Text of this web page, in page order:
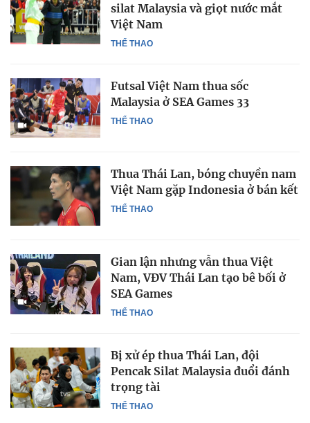
THỂ THAO
silat Malaysia và giọt nước mắt
Việt Nam
THỂ THAO
Futsal Việt Nam thua sốc
Malaysia ở SEA Games 33
THỂ THAO
Thua Thái Lan, bóng chuyền nam
Việt Nam gặp Indonesia ở bán kết
THỂ THAO
Gian lận nhưng vẫn thua Việt
Nam, VĐV Thái Lan tạo bê bối ở
SEA Games
THỂ THAO
Bị xử ép thua Thái Lan, đội
Pencak Silat Malaysia đuổi đánh
trọng tài